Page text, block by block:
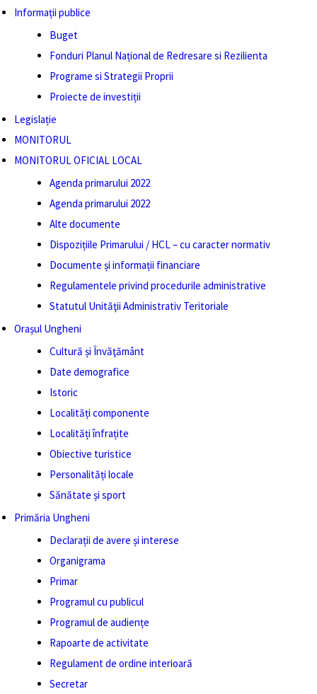
Informații publice
Buget
Fonduri Planul Național de Redresare si Rezilienta
Programe si Strategii Proprii
Proiecte de investiții
Legislație
MONITORUL
MONITORUL OFICIAL LOCAL
Agenda primarului 2022
Agenda primarului 2022
Alte documente
Dispozițiile Primarului / HCL – cu caracter normativ
Documente și informații financiare
Regulamentele privind procedurile administrative
Statutul Unităţii Administrativ Teritoriale
Orașul Ungheni
Cultură și Învăţământ
Date demografice
Istoric
Localități componente
Localități înfrațite
Obiective turistice
Personalități locale
Sănătate și sport
Primăria Ungheni
Declarații de avere și interese
Organigrama
Primar
Programul cu publicul
Programul de audiențe
Rapoarte de activitate
Regulament de ordine interioară
Secretar